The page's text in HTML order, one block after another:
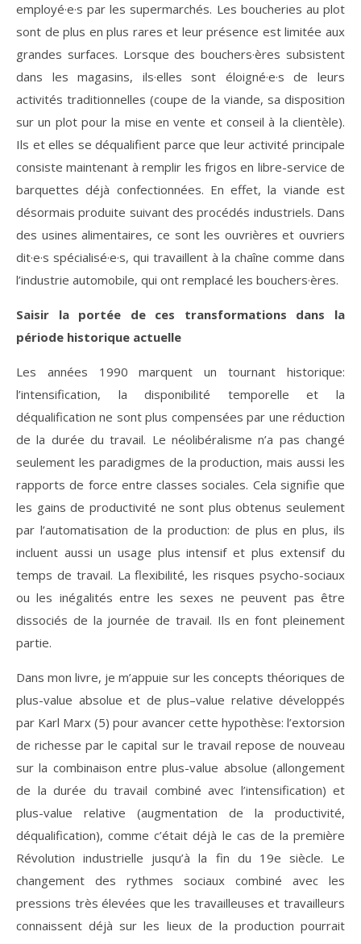
employé·e·s par les supermarchés. Les boucheries au plot
sont de plus en plus rares et leur présence est limitée aux
grandes surfaces. Lorsque des bouchers·ères subsistent
dans les magasins, ils·elles sont éloigné·e·s de leurs
activités traditionnelles (coupe de la viande, sa disposition
sur un plot pour la mise en vente et conseil à la clientèle).
Ils et elles se déqualifient parce que leur activité principale
consiste maintenant à remplir les frigos en libre-service de
barquettes déjà confectionnées. En effet, la viande est
désormais produite suivant des procédés industriels. Dans
des usines alimentaires, ce sont les ouvrières et ouvriers
dit·e·s spécialisé·e·s, qui travaillent à la chaîne comme dans
l’industrie automobile, qui ont remplacé les bouchers·ères.
Saisir la portée de ces transformations dans la
période historique actuelle
Les années 1990 marquent un tournant historique:
l’intensification, la disponibilité temporelle et la
déqualification ne sont plus compensées par une réduction
de la durée du travail. Le néolibéralisme n’a pas changé
seulement les paradigmes de la production, mais aussi les
rapports de force entre classes sociales. Cela signifie que
les gains de productivité ne sont plus obtenus seulement
par l’automatisation de la production: de plus en plus, ils
incluent aussi un usage plus intensif et plus extensif du
temps de travail. La flexibilité, les risques psycho-sociaux
ou les inégalités entre les sexes ne peuvent pas être
dissociés de la journée de travail. Ils en font pleinement
partie.
Dans mon livre, je m’appuie sur les concepts théoriques de
plus-value absolue et de plus–value relative développés
par Karl Marx (5) pour avancer cette hypothèse: l’extorsion
de richesse par le capital sur le travail repose de nouveau
sur la combinaison entre plus-value absolue (allongement
de la durée du travail combiné avec l’intensification) et
plus-value relative (augmentation de la productivité,
déqualification), comme c’était déjà le cas de la première
Révolution industrielle jusqu’à la fin du 19e siècle. Le
changement des rythmes sociaux combiné avec les
pressions très élevées que les travailleuses et travailleurs
connaissent déjà sur les lieux de la production pourrait